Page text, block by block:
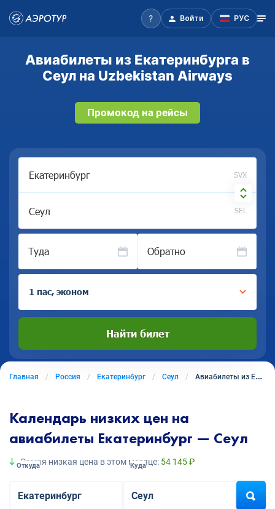
Войти РУС
Авиабилеты из Екатеринбурга в
Сеул на Uzbekistan Airways
Промокод на рейсы
SVX
SEL
Туда Обратно
1 пас, эконом
Найти билет
Главная Россия Екатеринбург Сеул Авиабилеты из Екатеринбурга в Сеул
Календарь низких цен на
авиабилеты Екатеринбург — Сеул
Самая низкая цена в этом месяце: 54 145 ₽
Откуда Куда